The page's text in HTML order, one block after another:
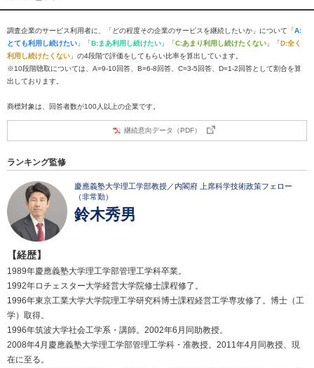
調査企業のサービス利用者に、「どの程度その企業のサービスを継続したいか」について「A:
とても利用し続けたい 」「B:まあ利用し続けたい 」「C:あまり利用し続けたくない 」「D:全く
利用し続けたくない 」の4段階で評価をしてもらい比率を算出しています。
※10段階聴取については、A=9-10回答、B=6-8回答、C=3-5回答、D=1-2回答として割合を算
出しております。
商標対象は、回答者数が100人以上の企業です。
継続意向データ（PDF）
ランキング監修
慶應義塾大学理工学部教授／内閣府 上席科学技術政策フェロー
（非常勤）
鈴木秀男
【経歴】
1989年慶應義塾大学理工学部管理工学科卒業。
1992年ロチェスター大学経営大学院修士課程修了。
1996年東京工業大学大学院理工学研究科博士課程経営工学専攻修了。博士（工
学）取得。
1996年筑波大学社会工学系・講師。2002年6月同助教授。
2008年4月慶應義塾大学理工学部管理工学科・准教授。2011年4月同教授、現
在に至る。